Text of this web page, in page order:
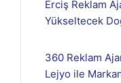
Erciş Reklam
Yükseltecek
360 Reklam
Lejyo ile